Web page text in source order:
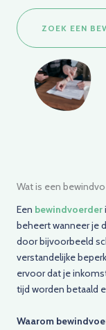
ZOEK EEN
Wat is een
Een bewindvoerder
beheert wanneer je
door bijvoorbeeld
verstandelijke
ervoor dat je
tijd worden betaald
Waarom